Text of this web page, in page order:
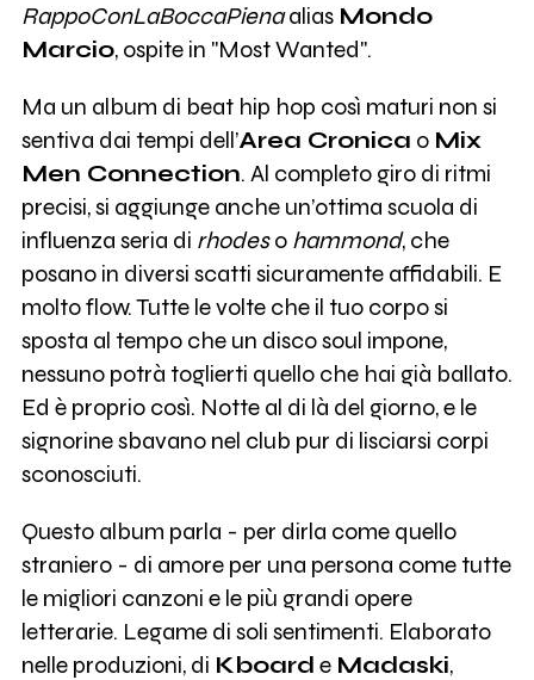
RappoConLaBoccaPienaalias Mondo
Marcio, ospite in "Most Wanted".
Ma un album di beat hip hop così maturi non si
sentiva dai tempi dell’Area Cronica o Mix
Men Connection. Al completo giro di ritmi
precisi, si aggiunge anche un’ottima scuola di
influenza seria di rhodeso hammond, che
posano in diversi scatti sicuramente affidabili. E
molto flow. Tutte le volte che il tuo corpo si
sposta al tempo che un disco soul impone,
nessuno potrà toglierti quello che hai già ballato.
Ed è proprio così. Notte al di là del giorno, e le
signorine sbavano nel club pur di lisciarsi corpi
sconosciuti.
Questo album parla - per dirla come quello
straniero - di amore per una persona come tutte
le migliori canzoni e le più grandi opere
letterarie. Legame di soli sentimenti. Elaborato
nelle produzioni, di Kboard e Madaski,